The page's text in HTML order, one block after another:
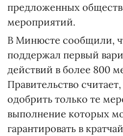
предложенных
мероприятий.
В Минюсте сообщили,
поддержал первый
действий в более 800
Правительство
одобрить только те
выполнение которых
гарантировать в